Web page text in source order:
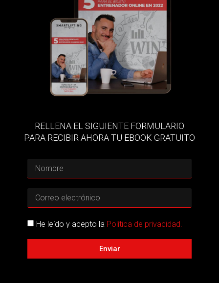
RELLENA EL SIGUIENTE FORMULARIO
PARA RECIBIR AHORA TU EBOOK GRATUITO
He leído y acepto la Política de privacidad.
Enviar